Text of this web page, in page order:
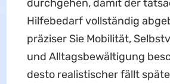
durchgehen, damit der
Hilfebedarf vollständig
präziser Sie Mobilität,
und Alltagsbewältigung
desto realistischer fällt